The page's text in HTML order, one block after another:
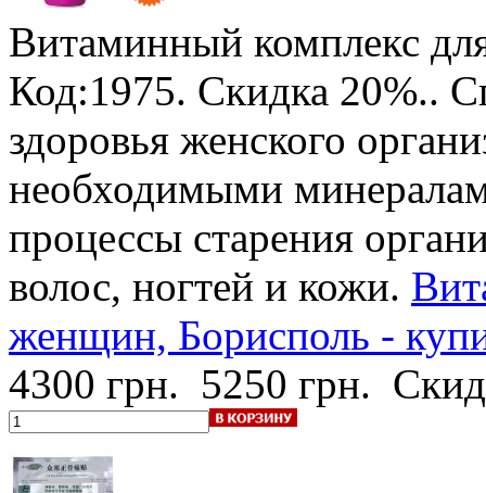
Витаминный комплекс
Код:1975. Скидка 20%..
здоровья женского
необходимыми
процессы старения
волос, ногтей и кожи.
женщин, Борисполь -
4300 грн. 5250 грн.